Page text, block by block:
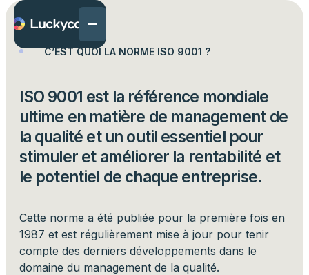
Certifications
C’EST QUOI LA NORME ISO 9001 ?
ISO 9001 est la référence mondiale
ultime en matière de management de
la qualité et un outil essentiel pour
stimuler et améliorer la rentabilité et
le potentiel de chaque entreprise.
Cette norme a été publiée pour la première fois en
1987 et est régulièrement mise à jour pour tenir
compte des derniers développements dans le
domaine du management de la qualité.